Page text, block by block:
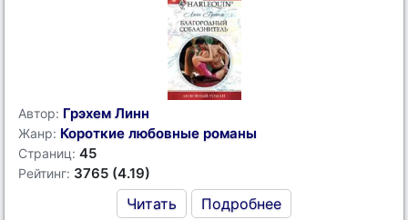
Автор: Грэхем Линн
Жанр: Короткие любовные романы
Страниц: 45
Рейтинг: 3765 (4.19)
Читать Подробнее